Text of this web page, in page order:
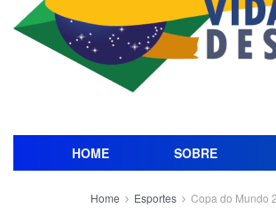
HOME SOBRE
Home Esportes Copa do Mundo